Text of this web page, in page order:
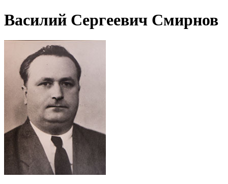
Василий Сергеевич Смирнов